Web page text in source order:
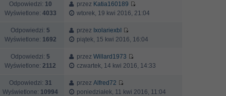
Odpowiedzi: 10
Wyświetlone: 4033
przez Katia160189
wtorek, 19 kwi 2016, 21:04
Odpowiedzi: 5
Wyświetlone: 1692
przez IxolariexbI
piątek, 15 kwi 2016, 16:04
Odpowiedzi: 5
Wyświetlone: 2112
przezWillard1973
czwartek, 14 kwi 2016, 14:33
Odpowiedzi: 31
Wyświetlone: 10994
przezAlfred72
poniedziałek, 11 kwi 2016, 11:04